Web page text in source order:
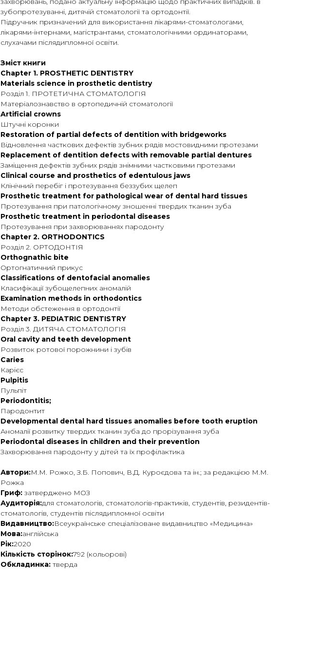
зубопротезуванні, дитячій стоматології та ортодонтії.
Підручник призначений для використання лікарями-стоматологами,
лікарями-інтернами, магістрантами, стоматологічними ординаторами,
слухачами післядипломної освіти.
Зміст книги
Chapter 1. PROSTHETIC DENTISTRY
Materials science in prosthetic dentistry
Розділ 1. ПРОТЕТИЧНА СТОМАТОЛОГІЯ
Матеріалознавство в ортопедичній стоматології
Artificial crowns
Штучні коронки
Restoration of partial defects of dentition with bridgeworks
Відновлення часткових дефектів зубних рядів мостовидними протезами
Replacement of dentition defects with removable partial dentures
Заміщення дефектів зубних рядів знімними частковими протезами
Clinical course and prosthetics of edentulous jaws
Клінічний перебіг і протезування беззубих щелеп
Prosthetic treatment for pathological wear of dental hard tissues
Протезування при патологічному зношенні твердих тканин зуба
Prosthetic treatment in periodontal diseases
Протезування при захворюваннях пародонту
Chapter 2. ORTHODONTICS
Розділ 2. ОРТОДОНТІЯ
Orthognathic bite
Ортогнатичний прикус
Classifications of dentofacial anomalies
Класифікації зубощелепних аномалій
Examination methods in orthodontics
Методи обстеження в ортодонтії
Chapter 3. PEDIATRIC DENTISTRY
Розділ 3. ДИТЯЧА СТОМАТОЛОГІЯ
Oral cavity and teeth development
Розвиток ротової порожнини і зубів
Caries
Карієс
Pulpitis
Пульпіт
Periodontitis;
Пародонтит
Developmental dental hard tissues anomalies before tooth eruption
Аномалії розвитку твердих тканин зуба до прорізування зуба
Periodontal diseases in children and their prevention
Захворювання пародонту у дітей та їх профілактика
Автори:М.М. Рожко, З.Б. Попович, В.Д. Куроєдова та ін.; за редакцією М.М.
Рожка
Гриф: затверджено МОЗ
Аудиторія:для стоматологів, стоматологів-практиків, студентів, резидентів-
стоматологів, студентів післядипломної освіти
Видавництво:Всеукраїнське спеціалізоване видавництво «Медицина»
Мова:англійська
Рік:2020
Кількість сторінок:792 (кольорові)
Обкладинка: тверда